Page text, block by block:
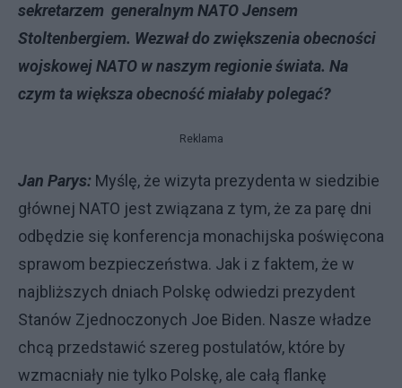
sekretarzem generalnym NATO Jensem
Stoltenbergiem. Wezwał do zwiększenia obecności
wojskowej NATO w naszym regionie świata. Na
czym ta większa obecność miałaby polegać?
Reklama
Jan Parys: Myślę, że wizyta prezydenta w siedzibie
głównej NATO jest związana z tym, że za parę dni
odbędzie się konferencja monachijska poświęcona
sprawom bezpieczeństwa. Jak i z faktem, że w
najbliższych dniach Polskę odwiedzi prezydent
Stanów Zjednoczonych Joe Biden. Nasze władze
chcą przedstawić szereg postulatów, które by
wzmacniały nie tylko Polskę, ale całą flankę